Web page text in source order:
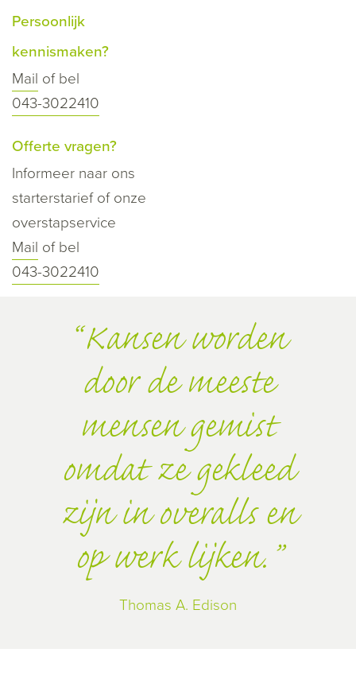
Persoonlijk
kennismaken?
Mail of bel
043-3022410
Offerte vragen?
Informeer naar ons
starterstarief of onze
overstapservice
Mail of bel
043-3022410
Kansen worden
door de meeste
mensen gemist
omdat ze gekleed
zijn in overalls en
op werk lijken.
Thomas A. Edison